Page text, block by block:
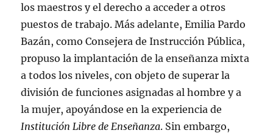
los maestros y el derecho a acceder a otros
puestos de trabajo. Más adelante, Emilia Pardo
Bazán, como Consejera de Instrucción Pública,
propuso la implantación de la enseñanza mixta
a todos los niveles, con objeto de superar la
división de funciones asignadas al hombre y a
la mujer, apoyándose en la experiencia de
Institución Libre de Enseñanza. Sin embargo,